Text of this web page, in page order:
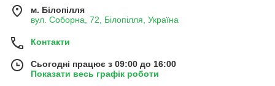
м. Білопілля
вул. Соборна, 72, Білопілля, Україна
Контакти
Сьогодні працює з 09:00 до 16:00
Показати весь графік роботи